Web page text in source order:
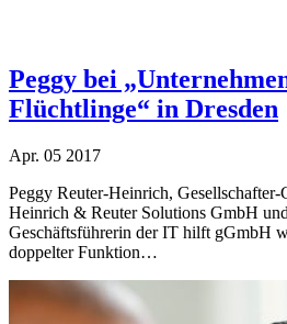
Peggy bei
Flüchtlinge“ in Dresden
Apr. 05 2017
Peggy Reuter-Heinrich, Gesellschafter-
Heinrich & Reuter Solutions GmbH
Geschäftsführerin der IT hilft gGmbH
doppelter Funktion…